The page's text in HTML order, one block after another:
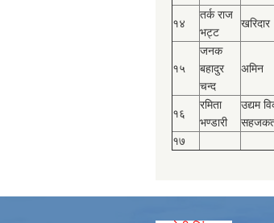
१४
तर्क राज
भट्ट
खरिदार
१५
जनक
बहादुर
चन्द
अमिन
१६
रमिता
भण्डारी
उद्यम
१७